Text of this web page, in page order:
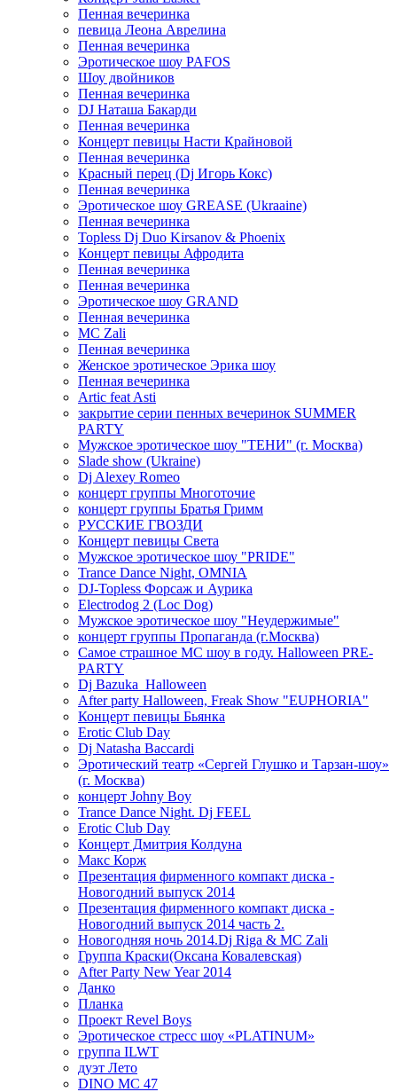
Пенная вечеринка
певица Леона Аврелина
Пенная вечеринка
Эротическое шоу PAFOS
Шоу двойников
Пенная вечеринка
DJ Наташа Бакарди
Пенная вечеринка
Концерт певицы Насти Крайновой
Пенная вечеринка
Красный перец (Dj Игорь Кокс)
Пенная вечеринка
Эротическое шоу GREASE (Ukraaine)
Пенная вечеринка
Topless Dj Duo Kirsanov & Phoenix
Концерт певицы Афродита
Пенная вечеринка
Пенная вечеринка
Эротическое шоу GRAND
Пенная вечеринка
MC Zali
Пенная вечеринка
Женское эротическое Эрика шоу
Пенная вечеринка
Artic feat Asti
закрытие серии пенных вечеринок SUMMER
PARTY
Мужское эротическое шоу "ТЕНИ" (г. Москва)
Slade show (Ukraine)
Dj Alexey Romeo
концерт группы Многоточие
концерт группы Братья Гримм
РУССКИЕ ГВОЗДИ
Концерт певицы Света
Мужское эротическое шоу "PRIDE"
Trance Dance Night, OMNIA
DJ-Topless Форсаж и Аурика
Electrodog 2 (Loc Dog)
Мужское эротическое шоу "Неудержимые"
концерт группы Пропаганда (г.Москва)
Самое страшное МС шоу в году. Halloween PRE-
PARTY
Dj Bazuka_Halloween
After party Halloween, Freak Show "EUPHORIA"
Концерт певицы Бьянка
Erotic Club Day
Dj Natasha Baccardi
Эротический театр «Сергей Глушко и Тарзан-шоу»
(г. Москва)
концерт Johny Boy
Trance Dance Night. Dj FEEL
Erotic Club Day
Концерт Дмитрия Колдуна
Макс Корж
Презентация фирменного компакт диска -
Новогодний выпуск 2014
Презентация фирменного компакт диска -
Новогодний выпуск 2014 часть 2.
Новогодняя ночь 2014.Dj Riga & MC Zali
Группа Краски(Оксана Ковалевская)
After Party New Year 2014
Данко
Планка
Проект Revel Boys
Эротическое стресс шоу «PLATINUM»
группа ILWT
дуэт Лето
DINO MC 47